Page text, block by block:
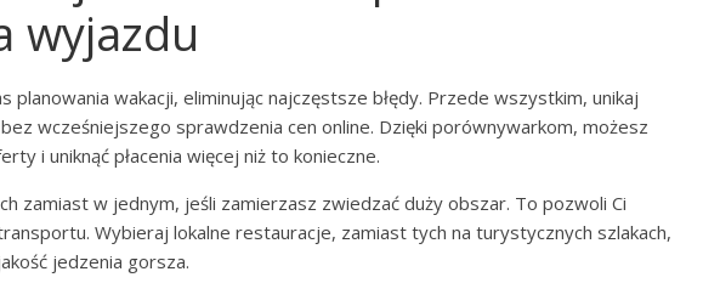
wyjazdu
planowania wakacji, eliminując najczęstsze błędy. Przede wszystkim, unikaj
wcześniejszego sprawdzenia cen online. Dzięki porównywarkom, możesz
i uniknąć płacenia więcej niż to konieczne.
zamiast w jednym, jeśli zamierzasz zwiedzać duży obszar. To pozwoli Ci
Wybieraj lokalne restauracje, zamiast tych na turystycznych szlakach,
jedzenia gorsza.